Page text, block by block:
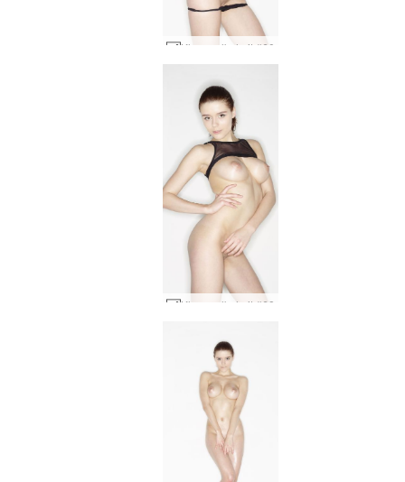
Kloe melkehvit #60
Kloe melkehvit #68